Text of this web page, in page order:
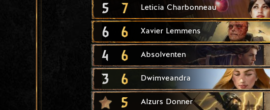
5 7 Leticia Charbonneau
6 6 Xavier Lemmens
4 6 Absolventen
3 6 Dwimveandra
5 Alzurs Donner